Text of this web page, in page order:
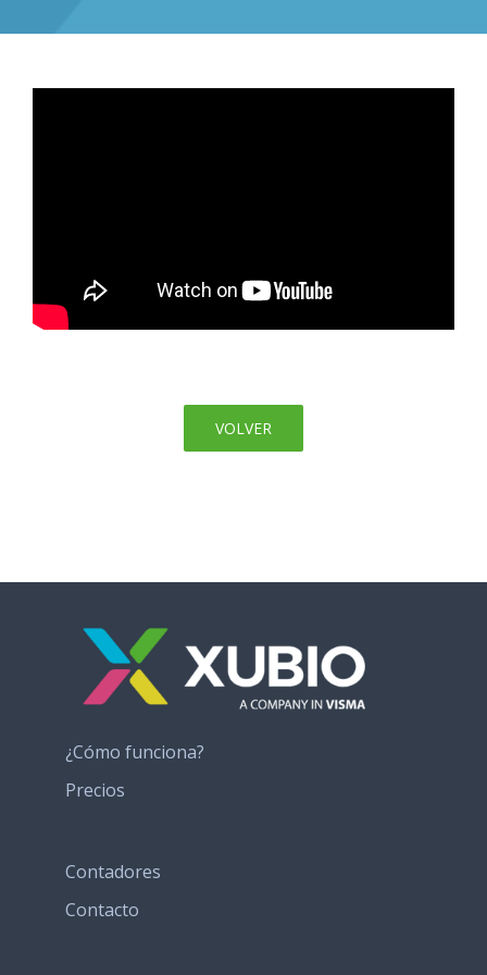
VOLVER
¿Cómo funciona?
Precios
Contadores
Contacto